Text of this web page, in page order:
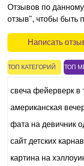
Отзывов по
отзыв", чтобы быть
Написать
ТОП КАТЕГОРИЙ ТОП
свеча фейерверк в
американская
фата на девичник
сайт детских
картина на